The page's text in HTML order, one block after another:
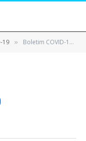
19 » Boletim COVID-19 (17/07/2020)